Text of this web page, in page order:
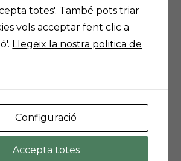
a Lleida
totes'. També pots triar
vols acceptar fent clic a
Llegeix la nostra politica de
Configuració
Accepta totes